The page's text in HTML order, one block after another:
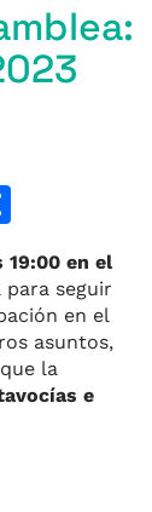
o
m
p
ar
ti
19:00 en el
seguir
en el
asuntos,
la
e